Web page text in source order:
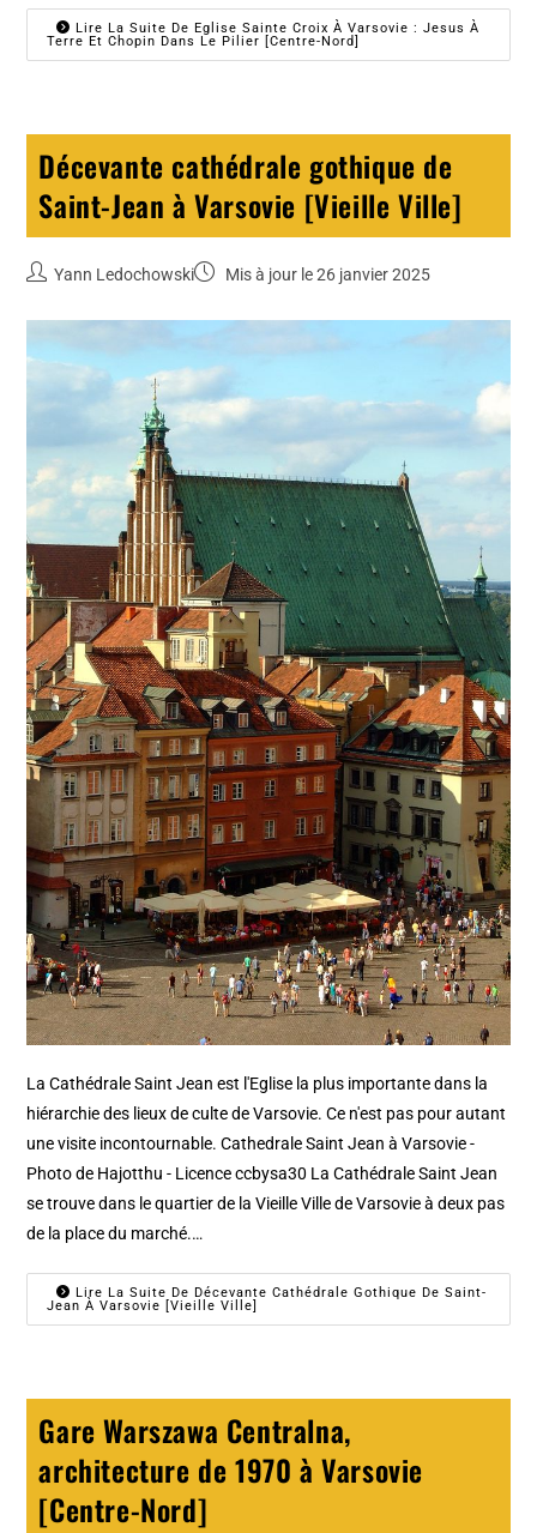
Lire La Suite De Eglise Sainte Croix À Varsovie : Jesus À
Terre Et Chopin Dans Le Pilier [Centre-Nord]
Décevante cathédrale gothique de
Saint-Jean à Varsovie [Vieille Ville]
Yann Ledochowski Mis à jour le 26 janvier 2025
La Cathédrale Saint Jean est l'Eglise la plus importante dans la
hiérarchie des lieux de culte de Varsovie. Ce n'est pas pour autant
une visite incontournable. Cathedrale Saint Jean à Varsovie -
Photo de Hajotthu - Licence ccbysa30 La Cathédrale Saint Jean
se trouve dans le quartier de la Vieille Ville de Varsovie à deux pas
de la place du marché.…
Lire La Suite De Décevante Cathédrale Gothique De Saint-
Jean À Varsovie [Vieille Ville]
Gare Warszawa Centralna,
architecture de 1970 à Varsovie
[Centre-Nord]